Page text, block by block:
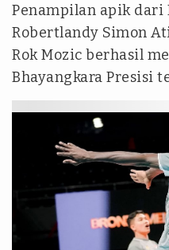
Penampilan apik dari
Robertlandy Simon
Rok Mozic berhasil
Bhayangkara Presisi